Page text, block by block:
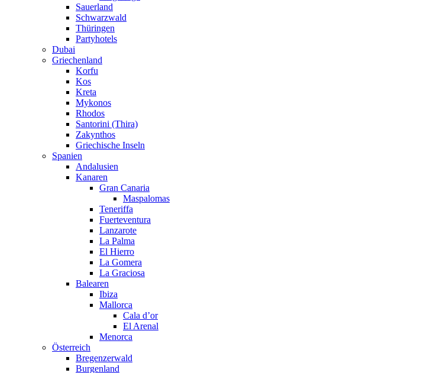
Sauerland
Schwarzwald
Thüringen
Partyhotels
Dubai
Griechenland
Korfu
Kos
Kreta
Mykonos
Rhodos
Santorini (Thira)
Zakynthos
Griechische Inseln
Spanien
Andalusien
Kanaren
Gran Canaria
Maspalomas
Teneriffa
Fuerteventura
Lanzarote
La Palma
El Hierro
La Gomera
La Graciosa
Balearen
Ibiza
Mallorca
Cala d’or
El Arenal
Menorca
Österreich
Bregenzerwald
Burgenland